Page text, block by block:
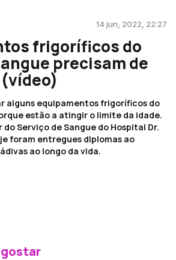
14 jun, 2022, 22:27
frigoríficos do
precisam de
alguns equipamentos frigoríficos do
estão a atingir o limite da idade.
Serviço de Sangue do Hospital Dr.
foram entregues diplomas ao
ao longo da vida.
gostar